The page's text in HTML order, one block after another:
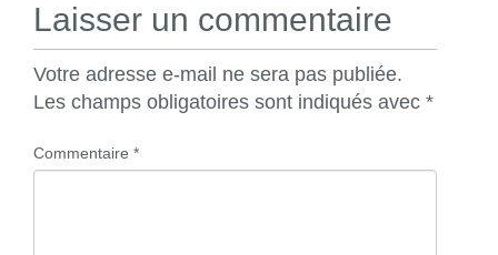
Laisser un commentaire
Votre adresse e-mail ne sera pas publiée.
Les champs obligatoires sont indiqués avec *
Commentaire *